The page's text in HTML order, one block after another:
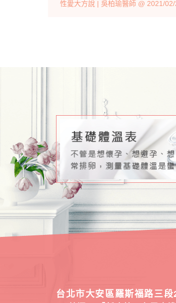
性愛大方說 | 吳柏瑜醫師 @ 2021/02/
台北市大安區羅斯福路三